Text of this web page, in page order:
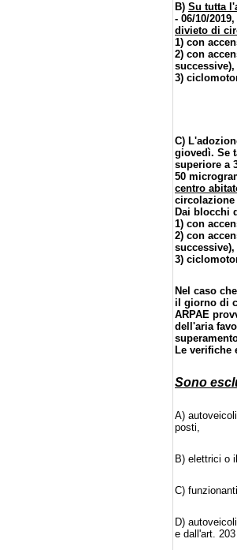
B) Su tutta
- 06/10/
divieto di
1) con
2) con
successive),
3)
C)
giovedì. Se
superiore a
50
centro
Dai blocchi
1) con
2) con
successive),
3)
Nel caso
il giorno di
ARPAE
dell'aria
Le verifiche
Sono
A)
posti,
B) elettrici o
C)
D)
e dall'art.